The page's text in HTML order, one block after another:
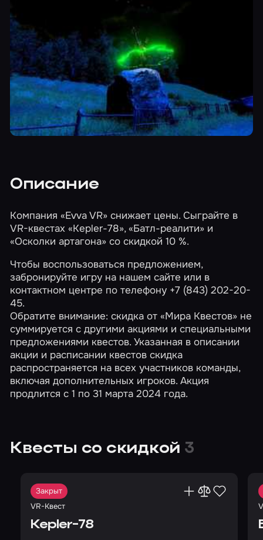
Описание
Компания «Evva VR» снижает цены. Сыграйте в
VR-квестах«Kepler-78»,«Батл-реалити» и
«Осколки артагона» со скидкой 10 %.
Чтобы воспользоваться предложением,
забронируйте игру на нашем сайте или в
контактном центре по телефону +7 (843) 202-20-
45.
Обратите внимание: скидка от «Мира Квестов» не
суммируется с другими акциями и специальными
предложениями квестов. Указанная в описании
акции и расписании квестов скидка
распространяется на всех участников команды,
включая дополнительных игроков. Акция
продлится с 1 по 31 марта 2024 года.
Квесты со скидкой 3
Закрыт
VR-Квест
Kepler-78